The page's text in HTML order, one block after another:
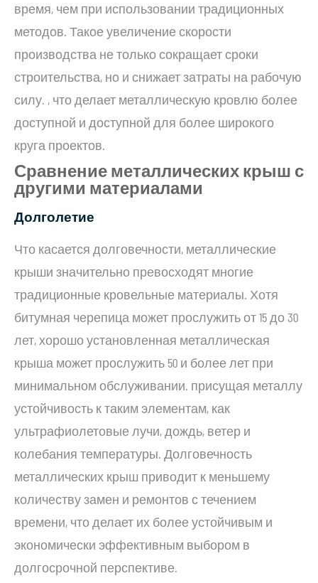
время, чем при использовании традиционных
методов. Такое увеличение скорости
производства не только сокращает сроки
строительства, но и снижает затраты на рабочую
силу. , что делает металлическую кровлю более
доступной и доступной для более широкого
круга проектов.
Сравнение металлических крыш с
другими материалами
Долголетие
Что касается долговечности, металлические
крыши значительно превосходят многие
традиционные кровельные материалы. Хотя
битумная черепица может прослужить от 15 до 30
лет, хорошо установленная металлическая
крыша может прослужить 50 и более лет при
минимальном обслуживании. присущая металлу
устойчивость к таким элементам, как
ультрафиолетовые лучи, дождь, ветер и
колебания температуры. Долговечность
металлических крыш приводит к меньшему
количеству замен и ремонтов с течением
времени, что делает их более устойчивым и
экономически эффективным выбором в
долгосрочной перспективе.